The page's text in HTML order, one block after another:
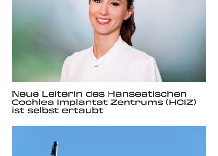
Neue Leiterin des Hanseatischen
Cochlea Implantat Zentrums (HCIZ)
ist selbst ertaubt